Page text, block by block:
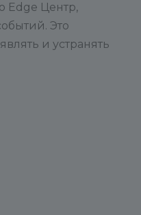
Edge Центр,
Это
и устранять